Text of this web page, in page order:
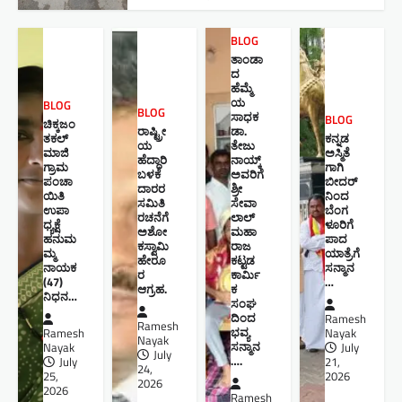
BLOG
ಚಿಕ್ಕಜಂ
ತಕಲ್
ಮಾಜಿ
ಗ್ರಾಮ
ಪಂಚಾ
ಯಿತಿ
ಉಪಾ
ಧ್ಯಕ್ಷೆ
ಹನುಮ
ಮ್ಮ
ನಾಯಕ
(47)
ನಿಧನ…
Ramesh
Nayak
July
25,
2026
BLOG
ರಾಷ್ಟ್ರೀ
ಯ
ಹೆದ್ದಾರಿ
ಬಳಕೆ
ದಾರರ
ಸಮಿತಿ
ರಚನೆಗೆ
ಅಶೋ
ಕಸ್ವಾಮಿ
ಹೇರೂ
ರ
ಆಗ್ರಹ.
Ramesh
Nayak
July
24,
2026
BLOG
ತಾಂಡಾ
ದ
ಹೆಮ್ಮೆ
ಯ
ಸಾಧಕ
ಡಾ.
ತೇಜು
ನಾಯ್ಕ್
ಅವರಿಗೆ
ಶ್ರೀ
ಸೇವಾ
ಲಾಲ್
ಮಹಾ
ರಾಜ
ಕಟ್ಟಡ
ಕಾರ್ಮಿ
ಕ
ಸಂಘ
ದಿಂದ
ಭವ್ಯ
ಸನ್ಮಾನ
….
Ramesh
BLOG
ಕನ್ನಡ
ಅಸ್ಮಿತೆ
ಗಾಗಿ
ಬೀದರ್
ನಿಂದ
ಬೆಂಗ
ಳೂರಿಗೆ
ಪಾದ
ಯಾತ್ರೆಗೆ
ಸನ್ಮಾನ
…
Ramesh
Nayak
July
21,
2026